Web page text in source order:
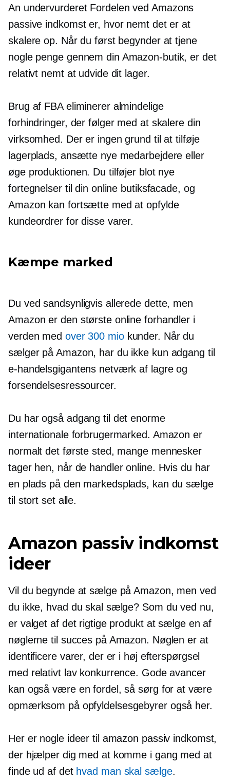
An undervurderetFordelen ved Amazons
passive indkomst er, hvor nemt det er at
skalere op. Når du først begynder at tjene
nogle penge gennem din Amazon-butik, er det
relativt nemt at udvide dit lager.
Brug af FBA eliminerer almindelige
forhindringer, der følger med at skalere din
virksomhed. Der er ingen grund til at tilføje
lagerplads, ansætte nye medarbejdere eller
øge produktionen. Du tilføjer blot nye
fortegnelser til din online butiksfacade, og
Amazon kan fortsætte med at opfylde
kundeordrer for disse varer.
Kæmpe marked
Du ved sandsynligvis allerede dette, men
Amazon er den største online forhandler i
verden med over 300 miokunder. Når du
sælger på Amazon, har du ikke kun adgang til
e-handelsgigantens netværk af lagre og
forsendelsesressourcer.
Du har også adgang til det enorme
internationale forbrugermarked. Amazon er
normalt det første sted, mange mennesker
tager hen, når de handler online. Hvis du har
en plads på den markedsplads, kan du sælge
til stort set alle.
Amazon passiv indkomst
ideer
Vil du begynde at sælge på Amazon, men ved
du ikke, hvad du skal sælge? Som du ved nu,
er valget af det rigtige produkt at sælge en af ​​
nøglerne til succes på Amazon. Nøglen er at
identificere varer, der er i høj efterspørgsel
med relativt lav konkurrence. Gode ​​avancer
kan også være en fordel, så sørg for at være
opmærksom på opfyldelsesgebyrer også her.
Her er nogle ideer til amazon passiv indkomst,
der hjælper dig med at komme i gang med at
finde ud af det hvad man skal sælge.